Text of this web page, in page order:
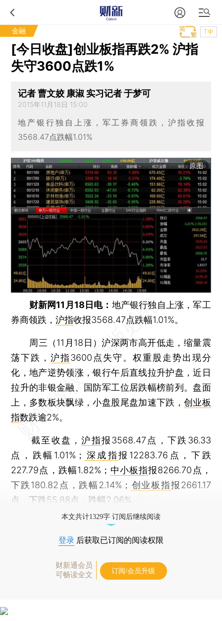
金融 T中
[今日收盘]创业板指再跌2% 沪指
失守3600点跌1%
记者 曹文姣 康淑 实习记者 于梦可
2015年11月18日 15:00
地产银行独自上涨，军工券商领跌，沪指收报
3568.47点跌幅1.01%
原图
财新网11月18日电： 地产银行独自上涨，军工
券商领跌，沪指收报3568.47点跌幅1.01%。
周三（11月18日）沪深两市高开低走，缩量震
荡下跌，沪指3600点失守。权重股走势出现分
化，地产逆势领涨，银行午后直线拉升护盘，近日
拉升的非银金融、国防军工位居跌幅榜前列。盘面
上，多数板块飘绿，小盘股尾盘加速下跌， 创业板
指数跌逾2%。
截至收盘，沪指报3568.47点，下跌36.33
点，跌幅1.01%； 深成指报12283.76点，下跌
227.79点，跌幅1.82%； 中小板指报8266.70点，
下跌180.82点，跌幅2.14%； 创业板指报2661.17
点，下跌55.88点，跌幅2.06%。
本文共计1329字 订阅后继续阅读
登录 后获取已订阅的阅读权限
财新通会员
可畅读全文
订阅/会员升级